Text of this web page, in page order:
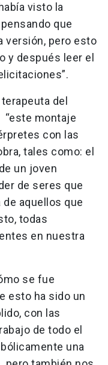
visto la
que
versión, pero esto
y después leer el
del
“este montaje
con las
tales como: el
un joven
de seres que
aquellos que
todas
en nuestra
se fue
esto ha sido un
con las
de todo el
una